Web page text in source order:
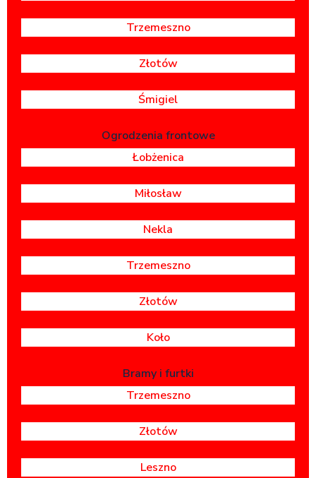
Trzemeszno
Złotów
Śmigiel
Ogrodzenia frontowe
Łobżenica
Miłosław
Nekla
Trzemeszno
Złotów
Koło
Bramy i furtki
Trzemeszno
Złotów
Leszno